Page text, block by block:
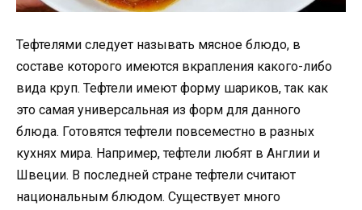
Тефтелями следует называть мясное блюдо, в
составе которого имеются вкрапления какого-либо
вида круп. Тефтели имеют форму шариков, так как
это самая универсальная из форм для данного
блюда. Готовятся тефтели повсеместно в разных
кухнях мира. Например, тефтели любят в Англии и
Швеции. В последней стране тефтели считают
национальным блюдом. Существует много